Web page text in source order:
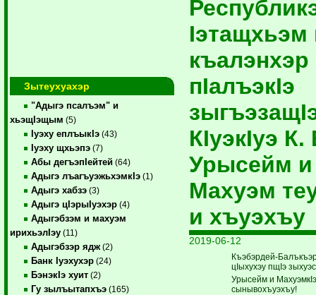
Зытеухуахэр
"Адыгэ псалъэм" и
хьэщIэщым (5)
Iуэху еплъыкIэ (43)
Iуэху щхьэпэ (7)
Абы дегъэпIейтей (64)
Адыгэ лъагъуэжьхэмкIэ (1)
Адыгэ хабзэ (3)
Адыгэ цIэрыIуэхэр (4)
Адыгэбзэм и махуэм
ирихьэлIэу (11)
Адыгэбзэр ядж (2)
Банк Iуэхухэр (24)
БэнэкIэ хуит (2)
Гу зылъытапхъэ (165)
Iэтащхьэм
къалэнхэр
пIалъэкIэ
КIуэкIуэ К.
Урысейм и
Махуэм
и хъуэхъу
2019-06-12
Къэбэрдей-
цIыхухэу пщIэ
Урысейм и МахуэмкIэ
сынывохъуэхъу!